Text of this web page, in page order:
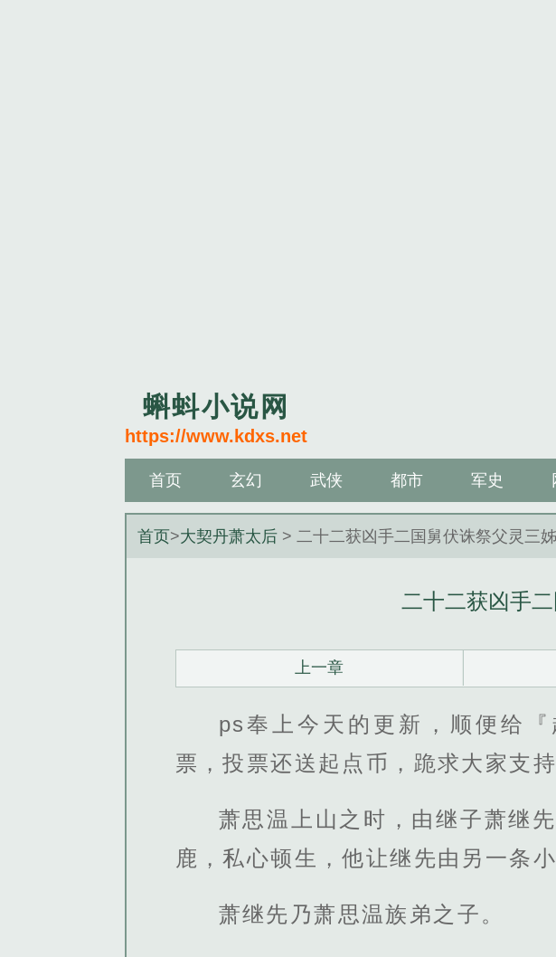
蝌蚪小说网
https://www.kdxs.net
首页 玄幻 武侠 都市 军史
首页>大契丹萧太后 > 二十二获凶手二国舅伏诛祭父灵三
二十二获凶手
上一章
ps奉上今天的更新，顺便给
票，投票还送起点币，跪求大家支持
萧思温上山之时，由继子萧继
鹿，私心顿生，他让继先由另一条小
萧继先乃萧思温族弟之子。